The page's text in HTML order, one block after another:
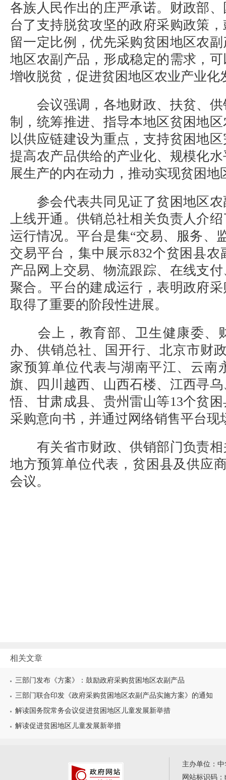
各族人民作出的庄严承诺。财政部
台了支持脱贫攻坚的政府采购政策
留一定比例，优先采购贫困地区农
地区农副产品，形成稳定的需求，
增收脱贫，促进贫困地区农业产业化
会议强调，各地财政、扶贫、供
制，统筹推进、指导本地区贫困地
以供应链建设为重点，支持贫困地
提高农产品供给的产业化、规模化
展生产的内在动力，推动实现贫困地
参会代表共同见证了贫困地区农
上线开通。供销总社相关负责人介
运行情况。平台是集“交易、服务、
交易平台，集中展示832个贫困县
产品网上交易、物流跟踪、在线支
聚合。平台的建成运行，表明政府
取得了重要的阶段性进展。
会上，教育部、卫生健康委、
办、供销总社、国开行、北京市财
家预算单位代表与湖南平江、云南
旗、四川越西、山西石楼、江西寻
悟、甘肃成县、贵州雷山等13个贫
采购意向书，并通过网络销售平台现
有关省市财政、供销部门负责相
地方预算单位代表，贫困县及供应
会议。
相关文章
三部门发布《方案》：鼓励政府采购贫困地区农副产品
三部门联合印发《政府采购贫困地区农副产品实施方案》的通知
解读国务院常务会议促进贫困地区儿童发展新举措
解读促进贫困地区儿童发展新举措
主办单位：
网站标识码：